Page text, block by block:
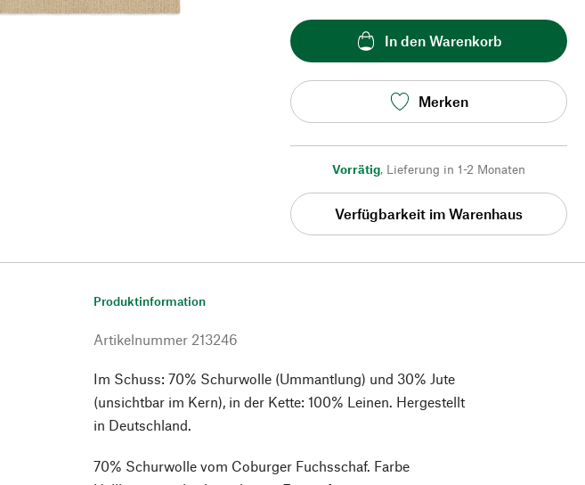
In den Warenkorb
Merken
Vorrätig, Lieferung in 1-2 Monaten
Verfügbarkeit im Warenhaus
Produktinformation
Artikelnummer 213246
Im Schuss: 70% Schurwolle (Ummantlung) und 30% Jute
(unsichtbar im Kern), in der Kette: 100% Leinen. Hergestellt
in Deutschland.
70% Schurwolle vom Coburger Fuchsschaf. Farbe